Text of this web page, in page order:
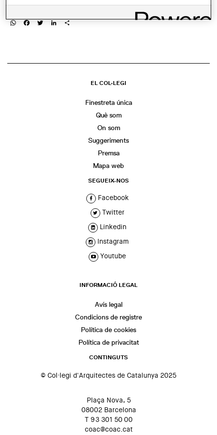
WhatsApp
Facebook
TwitterLinkedIn
Share
EL COL·LEGI
Finestreta única
Què som
On som
Suggeriments
Premsa
Mapa web
SEGUEIX-NOS
Facebook
Twitter
Linkedin
Instagram
Youtube
INFORMACIÓ LEGAL
Avís legal
Condicions de registre
Política de cookies
Política de privacitat
CONTINGUTS
© Col·legi d'Arquitectes de Catalunya 2025
Plaça Nova, 5
08002 Barcelona
T 93 301 50 00
coac@coac.cat